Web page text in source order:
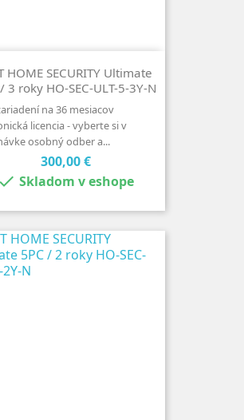
HOME SECURITY Ultimate
3 roky HO-SEC-ULT-5-3Y-N
na 36 mesiacov
licencia - vyberte si v
osobný odber a...
Cena
300,00 €
 Skladom v eshope